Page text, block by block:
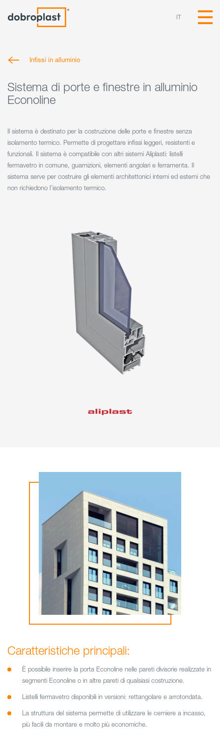
IT
Infissi in alluminio
Sistema di porte e finestre in alluminio
Econoline
Il sistema è destinato per la costruzione delle porte e finestre senza
isolamento termico. Permette di progettare infissi leggeri, resistenti e
funzionali. Il sistema è compatibile con altri sistemi Aliplasti: listelli
fermavetro in comune, guarnizioni, elementi angolari e ferramenta. Il
sistema serve per costruire gli elementi architettonici interni ed esterni che
non richiedono l’isolamento termico.
Caratteristiche principali:
È possibile inserire la porta Econoline nelle pareti divisorie realizzate in
segmenti Econoline o in altre pareti di qualsiasi costruzione.
Listelli fermavetro disponibili in versioni: rettangolare e arrotondata.
La struttura del sistema permette di utilizzare le cerniere a incasso,
più facili da montare e molto più economiche.